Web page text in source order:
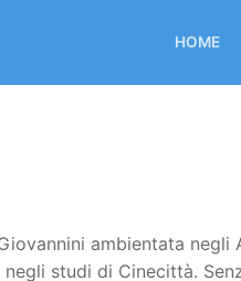
HOME
ambientata negli
studi di Cinecittà.